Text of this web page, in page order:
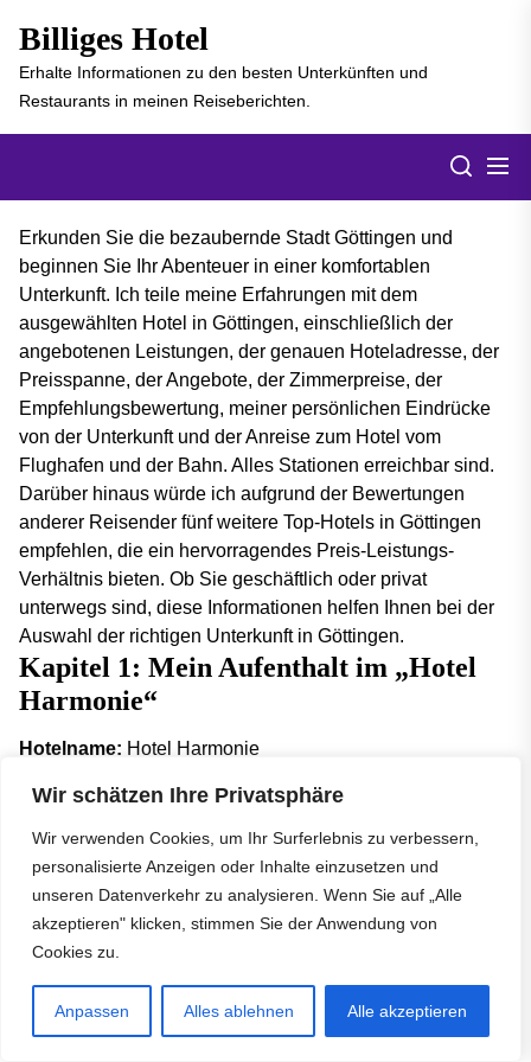
Wir schätzen Ihre Privatsphäre
Wir verwenden Cookies, um Ihr Surferlebnis zu verbessern,
personalisierte Anzeigen oder Inhalte einzusetzen und
unseren Datenverkehr zu analysieren. Wenn Sie auf „Alle
akzeptieren" klicken, stimmen Sie der Anwendung von
Cookies zu.
Anpassen Alles ablehnen Alle akzeptieren
the
content
Billiges Hotel
Erhalte Informationen zu den besten Unterkünften und
Restaurants in meinen Reiseberichten.
Search
Erkunden Sie die bezaubernde Stadt Göttingen und
beginnen Sie Ihr Abenteuer in einer komfortablen
Unterkunft. Ich teile meine Erfahrungen mit dem
ausgewählten Hotel in Göttingen, einschließlich der
angebotenen Leistungen, der genauen Hoteladresse, der
Preisspanne, der Angebote, der Zimmerpreise, der
Empfehlungsbewertung, meiner persönlichen Eindrücke
von der Unterkunft und der Anreise zum Hotel vom
Flughafen und der Bahn. Alles Stationen erreichbar sind.
Darüber hinaus würde ich aufgrund der Bewertungen
anderer Reisender fünf weitere Top-Hotels in Göttingen
empfehlen, die ein hervorragendes Preis-Leistungs-
Verhältnis bieten. Ob Sie geschäftlich oder privat
unterwegs sind, diese Informationen helfen Ihnen bei der
Auswahl der richtigen Unterkunft in Göttingen.
Kapitel 1: Mein Aufenthalt im „Hotel
Harmonie“
Hotelname: Hotel Harmonie
Preisspanne:80-120 Euro pro Nacht (abhängig von
Zimmerkategorie und Saison)
Vorzüge:Kostenloses Frühstück, kostenfreies WLAN,
kostenfreies Parken
Empfehlungsbewertung:★★★★☆
Anreise und Check-In
Meine Reise begann am Flughafen Hannover, von wo aus
ich mit dem Zug nach Göttingen fuhr. Die Zugverbindung
von Hannover nach Göttingen ist hervorragend und